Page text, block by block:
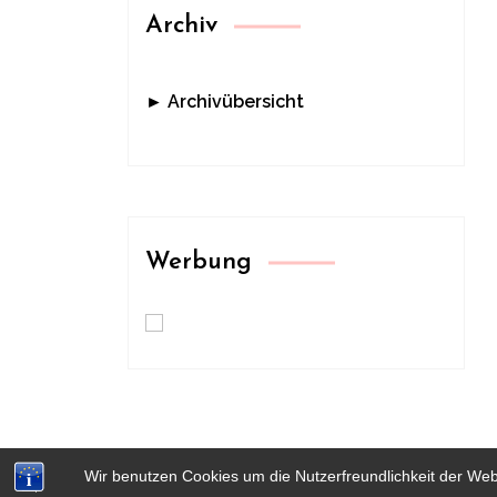
Wir benutzen Cookies um die Nutzerfreundlichkeit der
Archiv
► Archivübersicht
Werbung